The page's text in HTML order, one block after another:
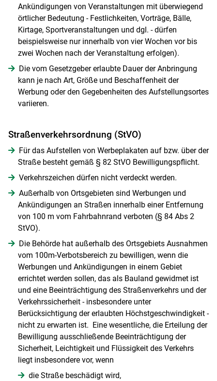
Ankündigungen von Veranstaltungen mit überwiegend
örtlicher Bedeutung - Festlichkeiten, Vorträge, Bälle,
Kirtage, Sportveranstaltungen und dgl. - dürfen
beispielsweise nur innerhalb von vier Wochen vor bis
zwei Wochen nach der Veranstaltung erfolgen).
Die vom Gesetzgeber erlaubte Dauer der Anbringung
kann je nach Art, Größe und Beschaffenheit der
Werbung oder den Gegebenheiten des Aufstellungsortes
variieren.
Straßenverkehrsordnung (StVO)
Für das Aufstellen von Werbeplakaten auf bzw. über der
Straße besteht gemäß § 82 StVO Bewilligungspflicht.
Verkehrszeichen dürfen nicht verdeckt werden.
Außerhalb von Ortsgebieten sind Werbungen und
Ankündigungen an Straßen innerhalb einer Entfernung
von 100 m vom Fahrbahnrand verboten (§ 84 Abs 2
StVO).
Die Behörde hat außerhalb des Ortsgebiets Ausnahmen
vom 100m-Verbotsbereich zu bewilligen, wenn die
Werbungen und Ankündigungen in einem Gebiet
errichtet werden sollen, das als Bauland gewidmet ist
und eine Beeinträchtigung des Straßenverkehrs und der
Verkehrssicherheit - insbesondere unter
Berücksichtigung der erlaubten Höchstgeschwindigkeit -
nicht zu erwarten ist. Eine wesentliche, die Erteilung der
Bewilligung ausschließende Beeinträchtigung der
Sicherheit, Leichtigkeit und Flüssigkeit des Verkehrs
liegt insbesondere vor, wenn
die Straße beschädigt wird,